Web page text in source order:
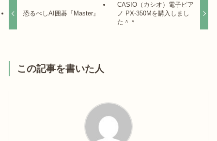
恐るべしAI囲碁『Master』
CASIO（カシオ）電子ピア
ノ PX-350Mを購入しまし
た＾＾
この記事を書いた人